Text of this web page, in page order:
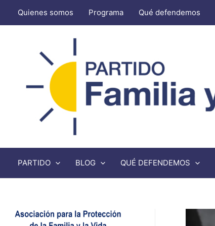
Quienes somos Programa Qué defendemos
PARTIDO BLOG QUÉ DEFENDEMOS